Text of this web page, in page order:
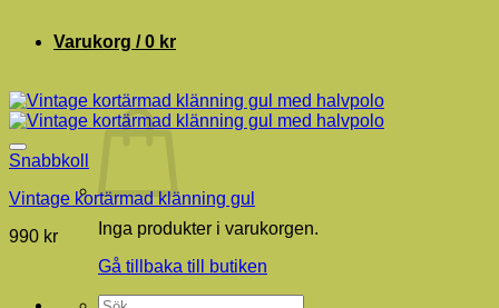
Varukorg /0 kr
Inga produkter i varukorgen.
Gå tillbaka till butiken
Sök
Snabbkoll
Vintage kortärmad klänning gul
990 kr